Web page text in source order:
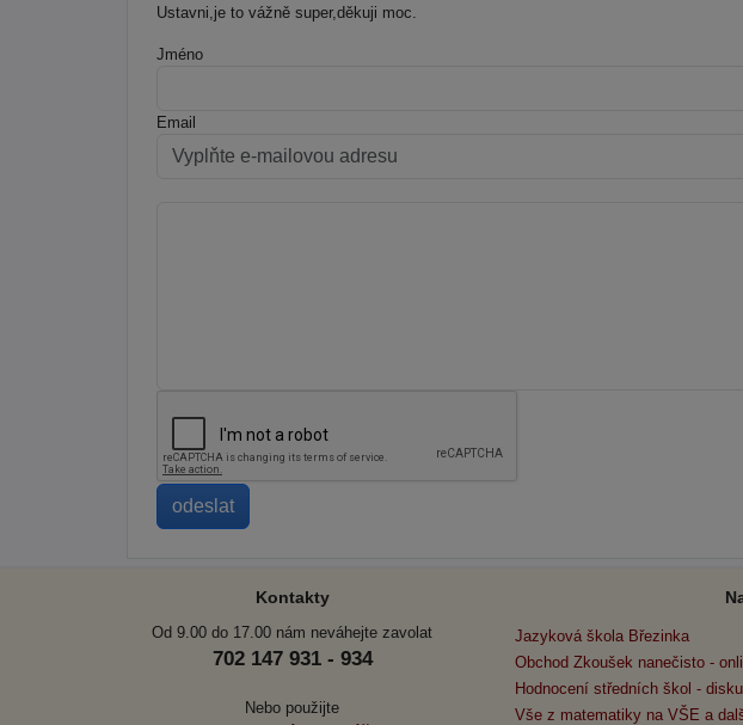
Ustavni,je to vážně super,děkuji moc.
Jméno
Email
Kontakty
Od 9.00 do 17.00 nám neváhejte zavolat
702 147 931 - 934
Nebo použijte
Jazyková škola Březinka
Obchod Zkoušek nanečisto -
Hodnocení středních škol -
Vše z matematiky na VŠE a